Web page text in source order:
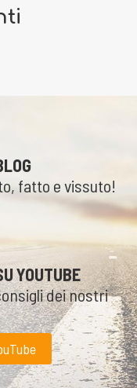
fatto e vissuto!
YOUTUBE
dei nostri